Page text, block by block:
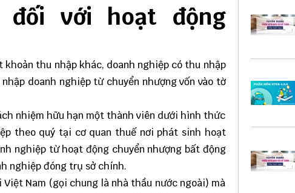
với hoạt động
thu nhập khác, doanh nghiệp có thu nhập
doanh nghiệp từ chuyển nhượng vốn vào tờ
nhiệm hữu hạn một thành viên dưới hình thức
theo quý tại cơ quan thuế nơi phát sinh hoạt
nghiệp từ hoạt động chuyển nhượng bất động
nghiệp đóng trụ sở chính.
Nam (gọi chung là nhà thầu nước ngoài) mà